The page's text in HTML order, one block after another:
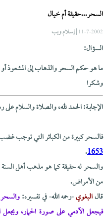
السحر...حقيقة أم خيال
11-7-2002 | إسلام ويب
السؤال:
ما هو حكم السحر والذهاب إلى المشعوذ
وشكرا
الإجابــة: الحمد لله، والصلاة والسلام
فالسحر كبيرة من الكبائر التي توجب
1653
.
والسحر له حقيقة كما هو مذهب أهل السنة
من الأمراض.
قالالبغوي-رحمه الله- في تفسيره:
فيجعل الآدمي على صورة الحمار،